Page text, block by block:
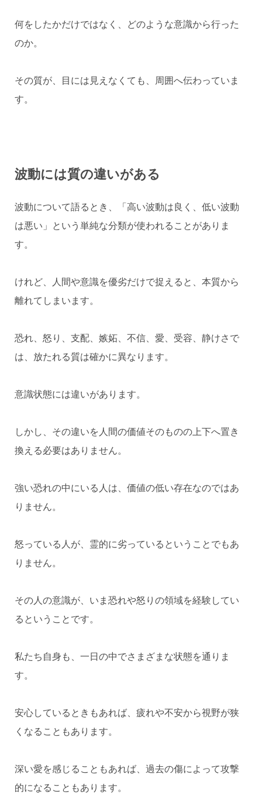
何をしたかだけではなく、どのような意識から行った
のか。
その質が、目には見えなくても、周囲へ伝わっていま
す。
波動には質の違いがある
波動について語るとき、「高い波動は良く、低い波動
は悪い」という単純な分類が使われることがありま
す。
けれど、人間や意識を優劣だけで捉えると、本質から
離れてしまいます。
恐れ、怒り、支配、嫉妬、不信、愛、受容、静けさで
は、放たれる質は確かに異なります。
意識状態には違いがあります。
しかし、その違いを人間の価値そのものの上下へ置き
換える必要はありません。
強い恐れの中にいる人は、価値の低い存在なのではあ
りません。
怒っている人が、霊的に劣っているということでもあ
りません。
その人の意識が、いま恐れや怒りの領域を経験してい
るということです。
私たち自身も、一日の中でさまざまな状態を通りま
す。
安心しているときもあれば、疲れや不安から視野が狭
くなることもあります。
深い愛を感じることもあれば、過去の傷によって攻撃
的になることもあります。